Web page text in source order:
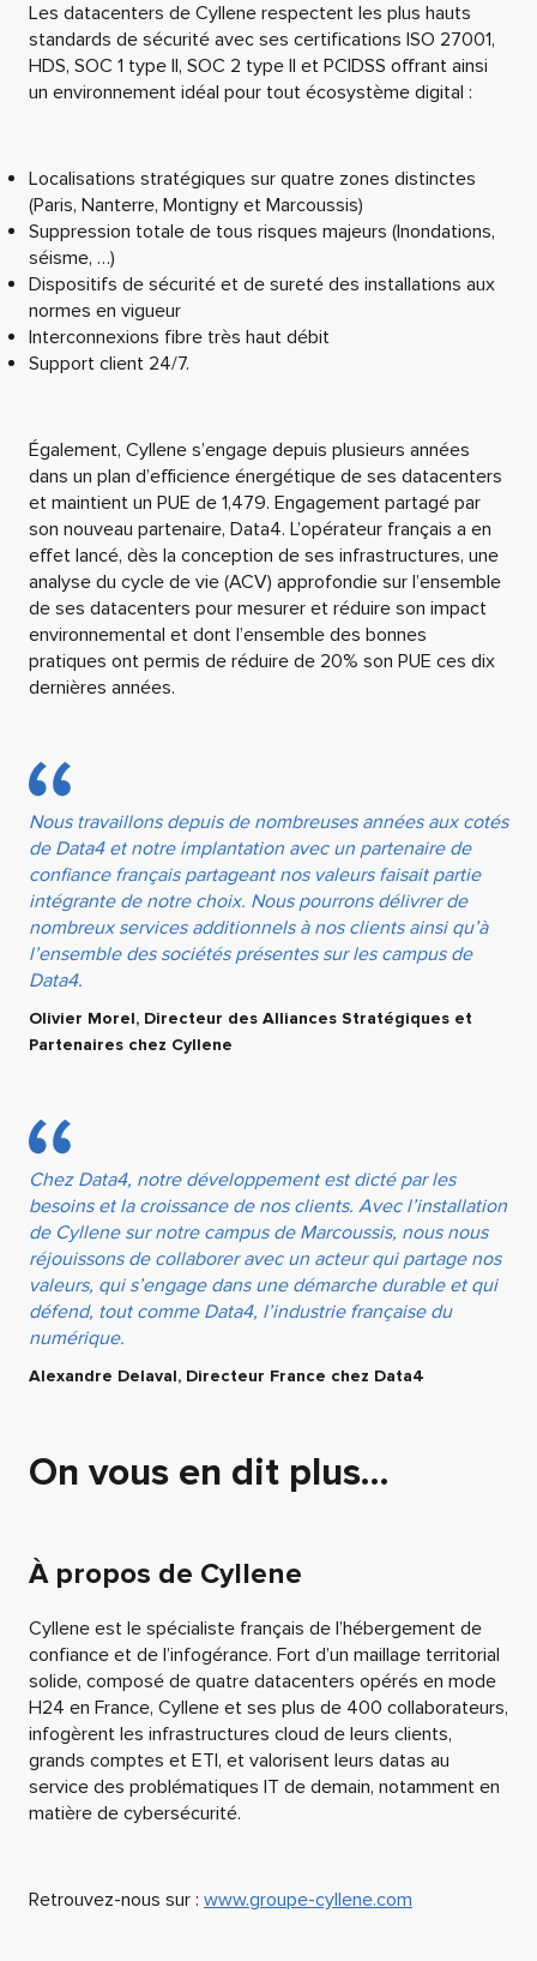
Les datacenters de Cyllene respectent les plus hauts
standards de sécurité avec ses certifications ISO 27001,
HDS, SOC 1 type II, SOC 2 type II et PCIDSS offrant ainsi
un environnement idéal pour tout écosystème digital :
Localisations stratégiques sur quatre zones distinctes
(Paris, Nanterre, Montigny et Marcoussis)
Suppression totale de tous risques majeurs (Inondations,
séisme, …)
Dispositifs de sécurité et de sureté des installations aux
normes en vigueur
Interconnexions fibre très haut débit
Support client 24/7.
Également, Cyllene s’engage depuis plusieurs années
dans un plan d’efficience énergétique de ses datacenters
et maintient un PUE de 1,479. Engagement partagé par
son nouveau partenaire, Data4. L’opérateur français a en
effet lancé, dès la conception de ses infrastructures, une
analyse du cycle de vie (ACV) approfondie sur l’ensemble
de ses datacenters pour mesurer et réduire son impact
environnemental et dont l’ensemble des bonnes
pratiques ont permis de réduire de 20% son PUE ces dix
dernières années.
Nous travaillons depuis de nombreuses années aux cotés
de Data4 et notre implantation avec un partenaire de
confiance français partageant nos valeurs faisait partie
intégrante de notre choix. Nous pourrons délivrer de
nombreux services additionnels à nos clients ainsi qu’à
l’ensemble des sociétés présentes sur les campus de
Data4.
Olivier Morel, Directeur des Alliances Stratégiques et
Partenaires chez Cyllene
Chez Data4, notre développement est dicté par les
besoins et la croissance de nos clients. Avec l’installation
de Cyllene sur notre campus de Marcoussis, nous nous
réjouissons de collaborer avec un acteur qui partage nos
valeurs, qui s’engage dans une démarche durable et qui
défend, tout comme Data4, l’industrie française du
numérique.
Alexandre Delaval, Directeur France chez Data4
On vous en dit plus…
À propos de Cyllene
Cyllene est le spécialiste français de l’hébergement de
confiance et de l’infogérance. Fort d’un maillage territorial
solide, composé de quatre datacenters opérés en mode
H24 en France, Cyllene et ses plus de 400 collaborateurs,
infogèrent les infrastructures cloud de leurs clients,
grands comptes et ETI, et valorisent leurs datas au
service des problématiques IT de demain, notamment en
matière de cybersécurité.
Retrouvez-nous sur : www.groupe-cyllene.com